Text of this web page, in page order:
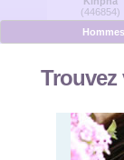
Allemand
Espanol
(446854)
Hommes
Trouvez